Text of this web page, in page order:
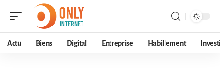
Actu Biens Digital Entreprise Habillement